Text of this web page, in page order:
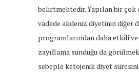
belirtmektedir. Yapılan bir çok
vadede akdeniz diyetinin diğer
programlarından daha etkili ve
zayıflama sunduğu da
sebeple ketojenik diyet